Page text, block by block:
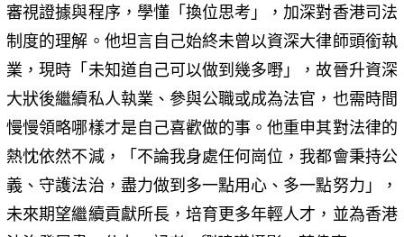
審視證據與程序，學懂「換位思考」，加深對香港司法
制度的理解。他坦言自己始終未曾以資深大律師頭銜執
業，現時「未知道自己可以做到幾多嘢」，故晉升資深
大狀後繼續私人執業、參與公職或成為法官，也需時間
慢慢領略哪樣才是自己喜歡做的事。他重申其對法律的
熱忱依然不減，「不論我身處任何崗位，我都會秉持公
義、守護法治，盡力做到多一點用心、多一點努力」，
未來期望繼續貢獻所長，培育更多年輕人才，並為香港